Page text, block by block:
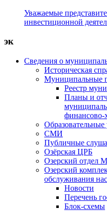
Уважаемые
инвестиционной
эк
Сведения о
Историческая
Муниципальные
Реестр
Планы и
финансово-
СМИ
Публичные
Озёрская ЦРБ
Озерский отдел
Озерский
обслуживания
Новости
Перечень
Блок-схемы